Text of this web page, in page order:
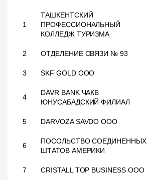
1
ТАШКЕНТСКИЙ
ПРОФЕССИОНАЛЬНЫЙ
КОЛЛЕДЖ ТУРИЗМА
2 ОТДЕЛЕНИЕ СВЯЗИ № 93
3 SKF GOLD ООО
4
DAVR BANK ЧАКБ
ЮНУСАБАДСКИЙ ФИЛИАЛ
5 DARVOZA SAVDO ООО
6
ПОСОЛЬСТВО СОЕДИНЕННЫХ
ШТАТОВ АМЕРИКИ
7 CRISTALL TOP BUSINESS ООО